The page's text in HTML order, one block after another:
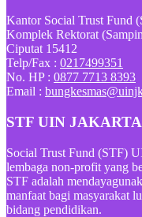
Kantor Social Trust Fund
Komplek Rektorat
Ciputat 15412
Telp/Fax : 0217499351
No. HP : 0877 7713 8393
Email :
STF UIN JAKARTA
Social Trust Fund (STF)
lembaga non-profit yang
STF adalah
manfaat bagi masyarakat
bidang pendidikan.